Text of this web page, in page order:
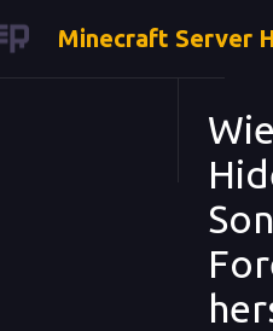
Minecraft Server